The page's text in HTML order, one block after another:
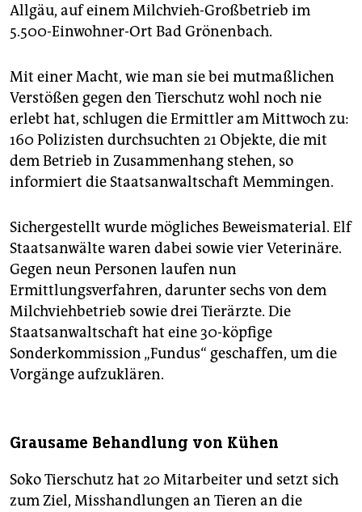
Allgäu, auf einem Milchvieh-Großbetrieb im
5.500-Einwohner-Ort Bad Grönenbach.
Mit einer Macht, wie man sie bei mutmaßlichen
Verstößen gegen den Tierschutz wohl noch nie
erlebt hat, schlugen die Ermittler am Mittwoch zu:
160 Polizisten durchsuchten 21 Objekte, die mit
dem Betrieb in Zusammenhang stehen, so
informiert die Staatsanwaltschaft Memmingen.
Sichergestellt wurde mögliches Beweismaterial. Elf
Staatsanwälte waren dabei sowie vier Veterinäre.
Gegen neun Personen laufen nun
Ermittlungsverfahren, darunter sechs von dem
Milchviehbetrieb sowie drei Tierärzte. Die
Staatsanwaltschaft hat eine 30-köpfige
Sonderkommission „Fundus“ geschaffen, um die
Vorgänge aufzuklären.
Grausame Behandlung von Kühen
Soko Tierschutz hat 20 Mitarbeiter und setzt sich
zum Ziel, Misshandlungen an Tieren an die